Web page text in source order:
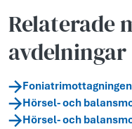
Relaterade
avdelningar
Foniatrimottagningen
Hörsel- och
Hörsel- och